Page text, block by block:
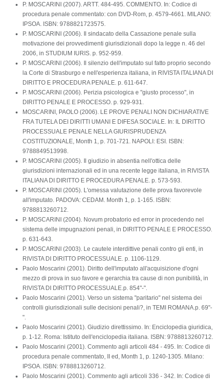
P. MOSCARINI (2007). ARTT. 484-495. COMMENTO. In: Codice di
procedura penale commentato: con DVD-Rom, p. 4579-4661. MILANO:
IPSOA. ISBN: 9788821723575.
P. MOSCARINI (2006). Il sindacato della Cassazione penale sulla
motivazione dei provvedimenti giurisdizionali dopo la legge n. 46 del
2006, in STUDIUM IURIS. p. 952-959.
P. MOSCARINI (2006). Il silenzio dell'imputato sul fatto proprio secondo
la Corte di Strasburgo e nell'esperienza italiana, in RIVISTA ITALIANA DI
DIRITTO E PROCEDURA PENALE. p. 611-647.
P. MOSCARINI (2006). Perizia psicologica e "giusto processo", in
DIRITTO PENALE E PROCESSO. p. 929-931.
MOSCARINI, PAOLO (2006). LE PROVE PENALI NON DICHIARATIVE
FRA TUTELA DEI DIRITTI UMANI E DIFESA SOCIALE. In: IL DIRITTO
PROCESSUALE PENALE NELLA GIURISPRUDENZA
COSTITUZIONALE, Month 1, p. 701-721. NAPOLI: ESI. ISBN:
9788849513998.
P. MOSCARINI (2005). Il giudizio in absentia nell'ottica delle
giurisdizioni internazionali ed in una recente legge italiana, in RIVISTA
ITALIANA DI DIRITTO E PROCEDURA PENALE. p. 573-593.
P. MOSCARINI (2005). L'omessa valutazione delle prova favorevole
all'imputato. PADOVA: CEDAM. Month 1, p. 1-165. ISBN:
9788813260712.
P. MOSCARINI (2004). Novum probatorio ed error in procedendo nel
sistema delle impugnazioni penali, in DIRITTO PENALE E PROCESSO.
p. 631-643.
P. MOSCARINI (2003). Le cautele interdittive penali contro gli enti, in
RIVISTA DI DIRITTO PROCESSUALE. p. 1106-1129.
Paolo Moscarini (2001). Diritto dell'imputato all'acquisizione d'ogni
mezzo di prova in suo favore e gerarchia tra cause di non punibilità, in
RIVISTA DI DIRITTO PROCESSUALE.p. 854"-".
Paolo Moscarini (2001). Verso un sistema "paritario" nel sistema dei
controlli giurisdizionali sulle decisioni penali?, in TEMI ROMANA.p. 69"-
".
Paolo Moscarini (2001). Giudizio direttissimo. In: Enciclopedia giuridica,
p. 1-12. Roma: Istituto dell'enciclopedia italiana. ISBN: 9788813260712.
Paolo Moscarini (2001). Commento agli articoli 484 - 495. In: Codice di
procedura penale commentato, II ed, Month 1, p. 1240-1305. Milano:
IPSOA. ISBN: 9788813260712.
Paolo Moscarini (2001). Commento agli articoli 336 - 342. In: Codice di